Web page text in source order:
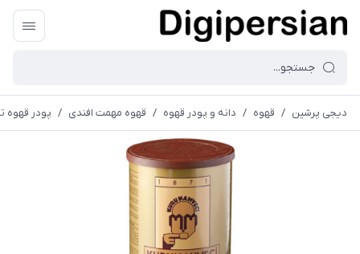
دیجی پرشین / قهوه / دانه و پودر قهوه / قهوه مهمت افندی / پودر قهوه